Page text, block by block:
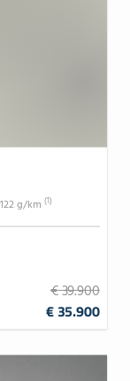
g/km (1)
€ 39.900
€ 35.900